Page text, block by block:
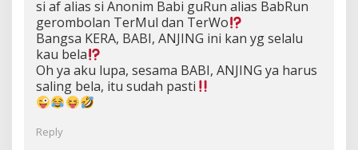
si af alias si Anonim Babi guRun alias BabRun
gerombolan TerMul dan TerWo
Bangsa KERA, BABI, ANJING ini kan yg selalu
kau bela
Oh ya aku lupa, sesama BABI, ANJING ya harus
saling bela, itu sudah pasti
Reply